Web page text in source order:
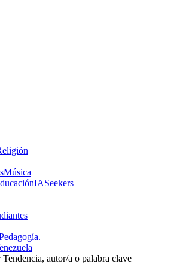
Música
IASeekers
autor/a o palabra clave